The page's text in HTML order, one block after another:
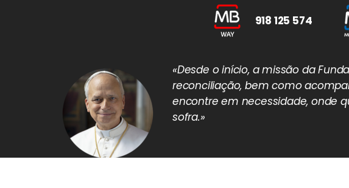
918 125 574
«Desde o início, a missão da
reconciliação, bem como
encontre em necessidade, onde
sofra.»